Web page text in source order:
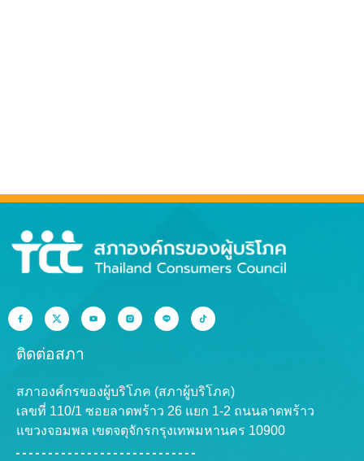
ติดต่อสภา
สภาองค์กรของผู้บริโภค (สภาผู้บริโภค)
เลขที่ 110/1 ซอยลาดพร้าว 26 แยก 1-2 ถนนลาดพร้าว
แขวงจอมพล เขตจตุจักรกรุงเทพมหานคร 10900